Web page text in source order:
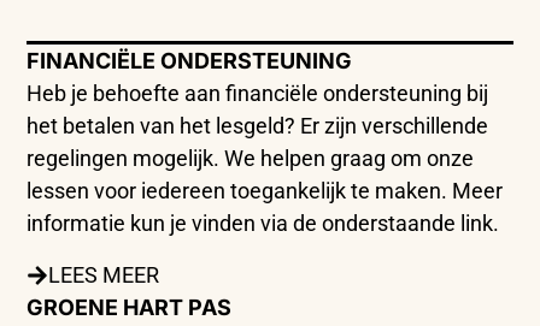
FINANCIËLE ONDERSTEUNING
Heb je behoefte aan financiële ondersteuning bij
het betalen van het lesgeld? Er zijn verschillende
regelingen mogelijk. We helpen graag om onze
lessen voor iedereen toegankelijk te maken. Meer
informatie kun je vinden via de onderstaande link.
LEES MEER
GROENE HART PAS